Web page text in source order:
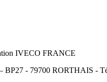
IVECO FRANCE
BP27 - 79700 RORTHAIS -